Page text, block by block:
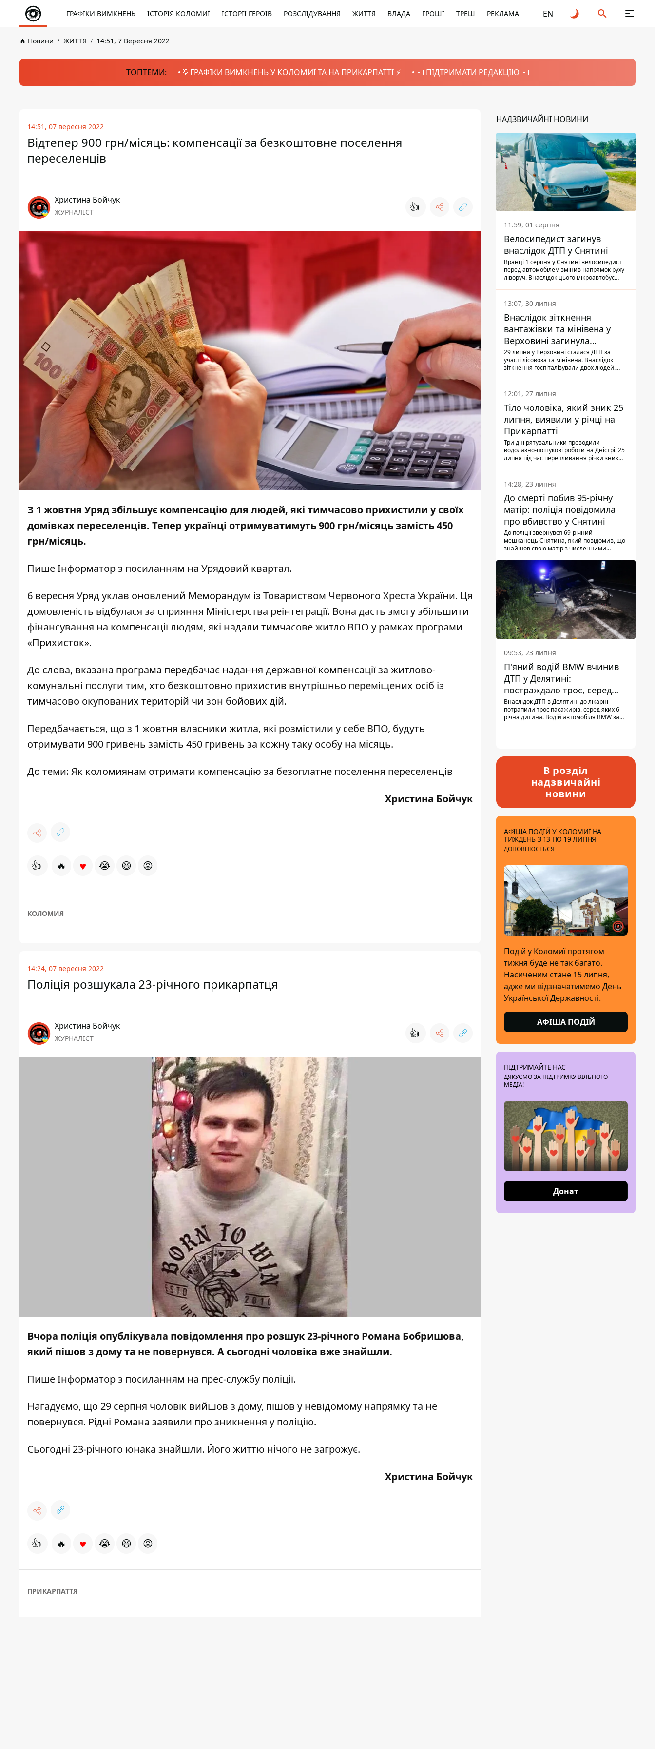
ГРАФІКИ ВИМКНЕНЬ ІСТОРІЯ КОЛОМИЇ ІСТОРІЇ ГЕРОЇВ РОЗСЛІДУВАННЯ ЖИТТЯ ВЛАДА ГРОШІ ТРЕШ РЕКЛАМА EN
Новини ЖИТТЯ 14:51, 7 Вересня 2022
ТОПТЕМИ: 💡ГРАФІКИ ВИМКНЕНЬ У КОЛОМИЇ ТА НА ПРИКАРПАТТІ ⚡️ 💵 ПІДТРИМАТИ РЕДАКЦІЮ 💵
14:51, 07 вересня 2022
Відтепер 900 грн/місяць: компенсації за безкоштовне поселення
переселенців
Христина Бойчук
ЖУРНАЛІСТ 👍
З 1 жовтня Уряд збільшує компенсацію для людей, які тимчасово прихистили у своїх
домівках переселенців. Тепер українці отримуватимуть 900 грн/місяць замість 450
грн/місяць.
ПишеІнформаторз посиланням на Урядовий квартал.
6 вересня Уряд уклав оновлений Меморандум із Товариством Червоного Хреста України. Ця
домовленість відбулася за сприяння Міністерства реінтеграції. Вона дасть змогу збільшити
фінансування на компенсації людям, які надали тимчасове житло ВПО у рамках програми
«Прихисток».
До слова, вказана програма передбачає надання державної компенсації за житлово-
комунальні послуги тим, хто безкоштовно прихистив внутрішньо переміщених осіб із
тимчасово окупованих територій чи зон бойових дій.
Передбачається, що з 1 жовтня власники житла, які розмістили у себе ВПО, будуть
отримувати 900 гривень замість 450 гривень за кожну таку особу на місяць.
До теми: Як коломиянам отримати компенсацію за безоплатне поселення переселенців
Христина Бойчук
👍 🔥 ♥ 😭 😆 😡
КОЛОМИЯ
14:24, 07 вересня 2022
Поліція розшукала 23-річного прикарпатця
Христина Бойчук
ЖУРНАЛІСТ 👍
Вчора поліція опублікувала повідомлення про розшук 23-річного Романа Бобришова,
який пішов з дому та не повернувся. А сьогодні чоловіка вже знайшли.
ПишеІнформаторз посиланням на прес-службу поліції.
Нагадуємо, що 29 серпня чоловік вийшов з дому, пішов у невідомому напрямку та не
повернувся. Рідні Романа заявили про зникнення у поліцію.
Сьогодні 23-річного юнака знайшли. Його життю нічого не загрожує.
Христина Бойчук
👍 🔥 ♥ 😭 😆 😡
ПРИКАРПАТТЯ
НАДЗВИЧАЙНІ НОВИНИ
11:59, 01 серпня
Велосипедист загинув
внаслідок ДТП у Снятині
Вранці 1 серпня у Снятині велосипедист
перед автомобілем змінив напрямок руху
ліворуч. Внаслідок цього мікроавтобус
13:07, 30 липня
Внаслідок зіткнення
вантажівки та мінівена у
Верховині загинула
пасажирка, водійка - у
лікарні
29 липня у Верховині сталася ДТП за
участі лісовоза та мінівена. Внаслідок
зіткнення госпіталізували двох людей.
Також травми отримала водійка
автомобіля.
12:01, 27 липня
Тіло чоловіка, який зник 25
липня, виявили у річці на
Прикарпатті
Три дні рятувальники проводили
водолазно-пошукові роботи на Дністрі. 25
липня під час перепливання річки зник
виявили тіло.
14:28, 23 липня
До смерті побив 95-річну
матір: поліція повідомила
про вбивство у Снятині
До поліції звернувся 69-річний
мешканець Снятина, який повідомив, що
знайшов свою матір з численними
з'ясували правоохоронці, ці травми жінці
наніс її син.
09:53, 23 липня
П'яний водій BMW вчинив
ДТП у Делятині:
постраждало троє, серед
них - дитина
Внаслідок ДТП в Делятині до лікарні
потрапили троє пасажирів, серед яких 6-
річна дитина. Водій автомобіля BMW за
В розділ
надзвичайні
новини
АФІША ПОДІЙ У КОЛОМИЇ НА
ТИЖДЕНЬ З 13 ПО 19 ЛИПНЯ
ДОПОВНЮЄТЬСЯ
Подій у Коломиї протягом
тижня буде не так багато.
Насиченим стане 15 липня,
адже ми відзначатимемо День
Української Державності.
АФІША ПОДІЙ
ПІДТРИМАЙТЕ НАС
ДЯКУЄМО ЗА ПІДТРИМКУ ВІЛЬНОГО
МЕДІА!
Донат